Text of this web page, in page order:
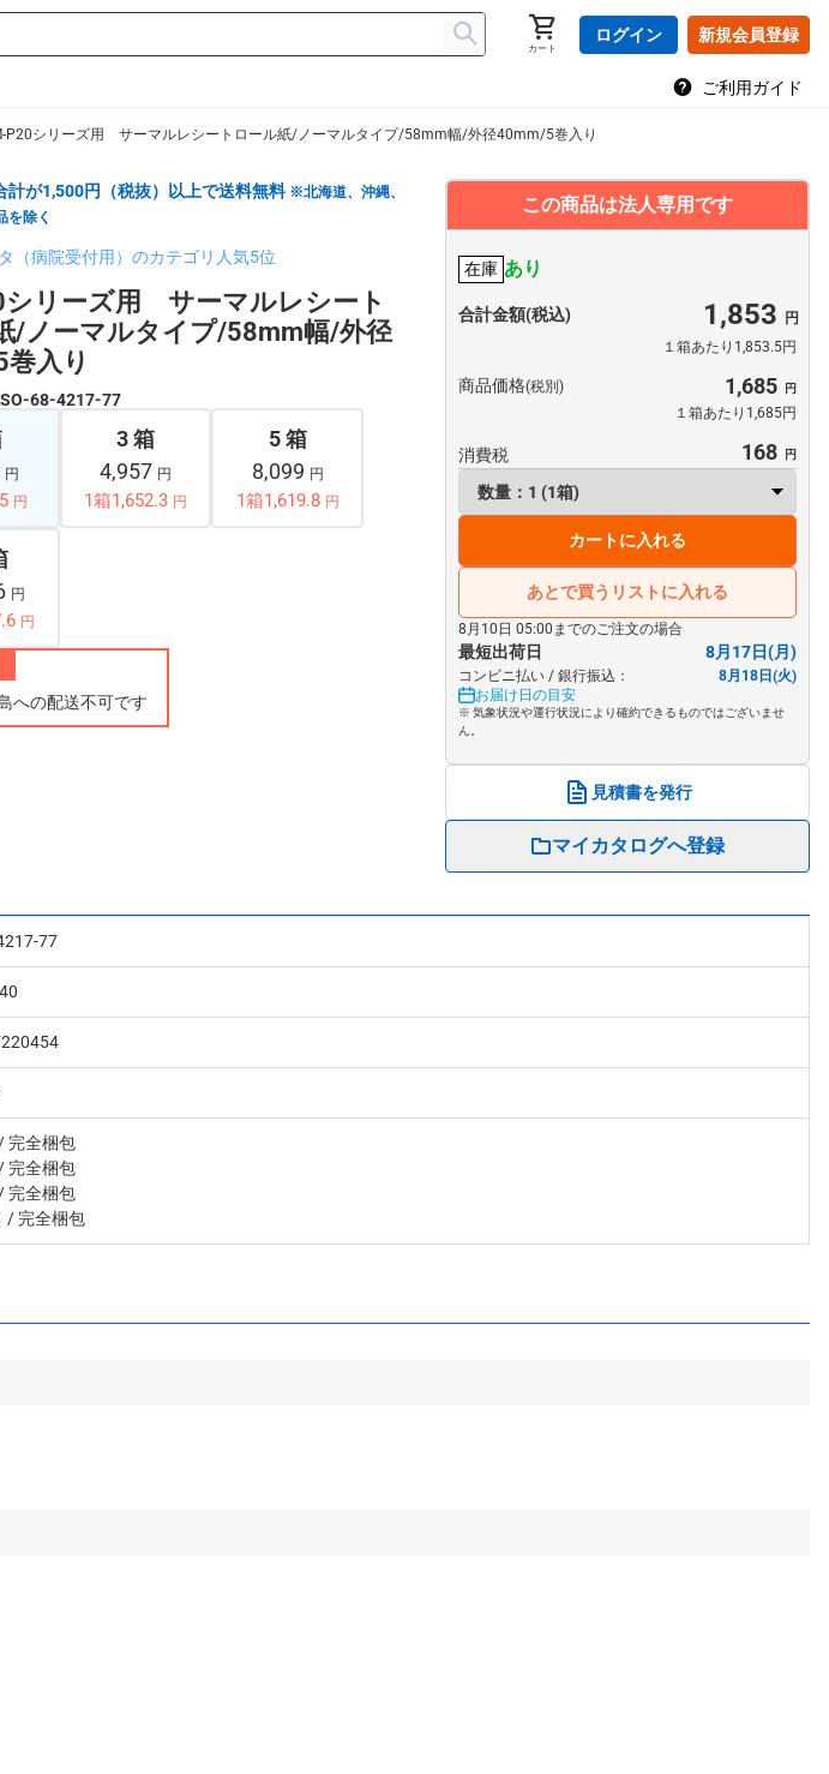
カート
ログイン 新規会員登録
ご利用ガイド
P20シリーズ用 サーマルレシートロール紙/ノーマルタイプ/58mm幅/外径40mm/5巻入り
計が1,500円（税抜）以上で送料無料 ※北海道、沖縄、
を除く
（病院受付用）のカテゴリ人気5位
シリーズ用 サーマルレシート
/ノーマルタイプ/58mm幅/外径
入り
68-4217-77
円
円
3 箱
4,957 円
1箱1,652.3 円
5 箱
8,099 円
1箱1,619.8 円
円
円
への配送不可です
この商品は法人専用です
在庫 あり
合計金額(税込) 1,853
１箱あたり1,853.5円
商品価格(税別) 1,685
１箱あたり1,685円
消費税 168
カートに入れる
あとで買うリストに入れる
8月10日 05:00までのご注文の場合
最短出荷日 8月17日(月)
コンビニ払い / 銀行振込：
8月18日(火)
お届け日の目安
※ 気象状況や運行状況により確約できるものではございませ
ん。
見積書を発行
マイカタログへ登録
77
/ 完全梱包
/ 完全梱包
/ 完全梱包
/ 完全梱包